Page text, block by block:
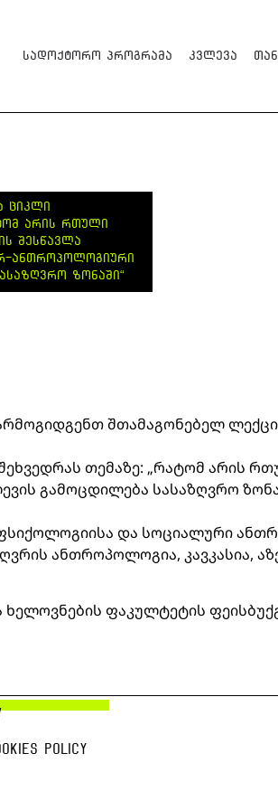
სადოქტორო პროგრამა კვლევა
ᲪᲘᲙᲚᲘ
ᲐᲠᲘᲡ ᲠᲗᲣᲚᲘ
ᲨᲔᲡᲬᲐᲕᲚᲐ
ᲐᲜᲗᲠᲝᲞᲝᲚᲝᲒᲘᲣᲠᲘ
ᲖᲝᲜᲐᲨᲘ“
შთამაგონებელ
თემაზე: „რატომ არის
გამოცდილება სასაზღვრო
ფსიქოლოგიისა და სოციალური
ანთროპოლოგია, კავკასია,
ფაკულტეტის
Policy